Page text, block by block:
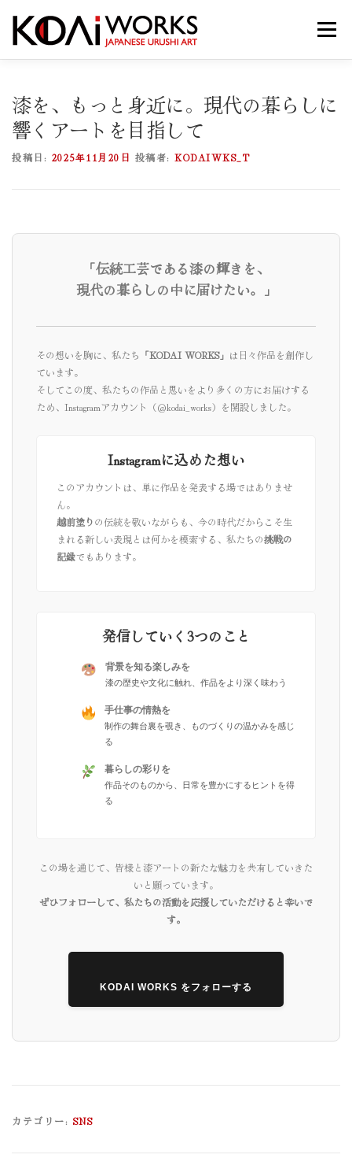
メニュー
漆を、もっと身近に。現代の暮らしに
響くアートを目指して
投稿日: 2025年11月20日 投稿者: KODAIWKS_T
「伝統工芸である漆の輝きを、
現代の暮らしの中に届けたい。」
その想いを胸に、私たち 「KODAI WORKS」 は日々作品を創作し
ています。
そしてこの度、私たちの作品と思いをより多くの方にお届けする
ため、Instagramアカウント（@kodai_works）を開設しました。
Instagramに込めた想い
このアカウントは、単に作品を発表する場ではありませ
ん。
越前塗りの伝統を敬いながらも、今の時代だからこそ生
まれる新しい表現とは何かを模索する、私たちの挑戦の
記録でもあります。
発信していく3つのこと
背景を知る楽しみを
漆の歴史や文化に触れ、作品をより深く味わう
手仕事の情熱を
制作の舞台裏を覗き、ものづくりの温かみを感じ
る
暮らしの彩りを
作品そのものから、日常を豊かにするヒントを得
る
この場を通じて、皆様と漆アートの新たな魅力を共有していきた
いと願っています。
ぜひフォローして、私たちの活動を応援していただけると幸いで
す。
KODAI WORKS をフォローする
カテゴリー: SNS